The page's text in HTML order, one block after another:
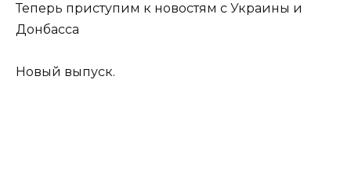
Теперь приступим к новостям с Украины и
Донбасса
Новый выпуск.